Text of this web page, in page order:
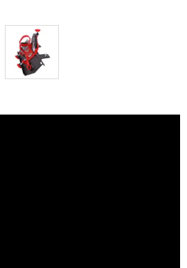
podmienky
údajov